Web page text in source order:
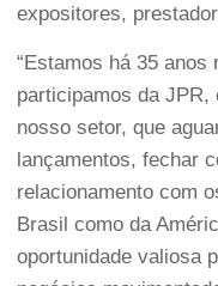
expositores,
“Estamos há 35 anos
participamos da JPR,
nosso setor, que
lançamentos, fechar
relacionamento com
Brasil como da
oportunidade valiosa